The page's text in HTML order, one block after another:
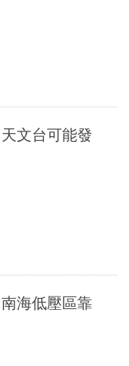
文台可能發
海低壓區靠